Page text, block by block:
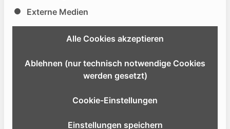
Externe Medien
Alle Cookies akzeptieren
Ablehnen (nur technisch notwendige Cookies
werden gesetzt)
Cookie-Einstellungen
Einstellungen speichern